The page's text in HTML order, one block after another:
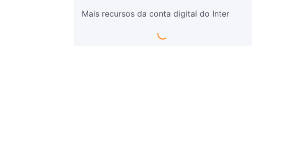
Mais recursos da conta digital do Inter